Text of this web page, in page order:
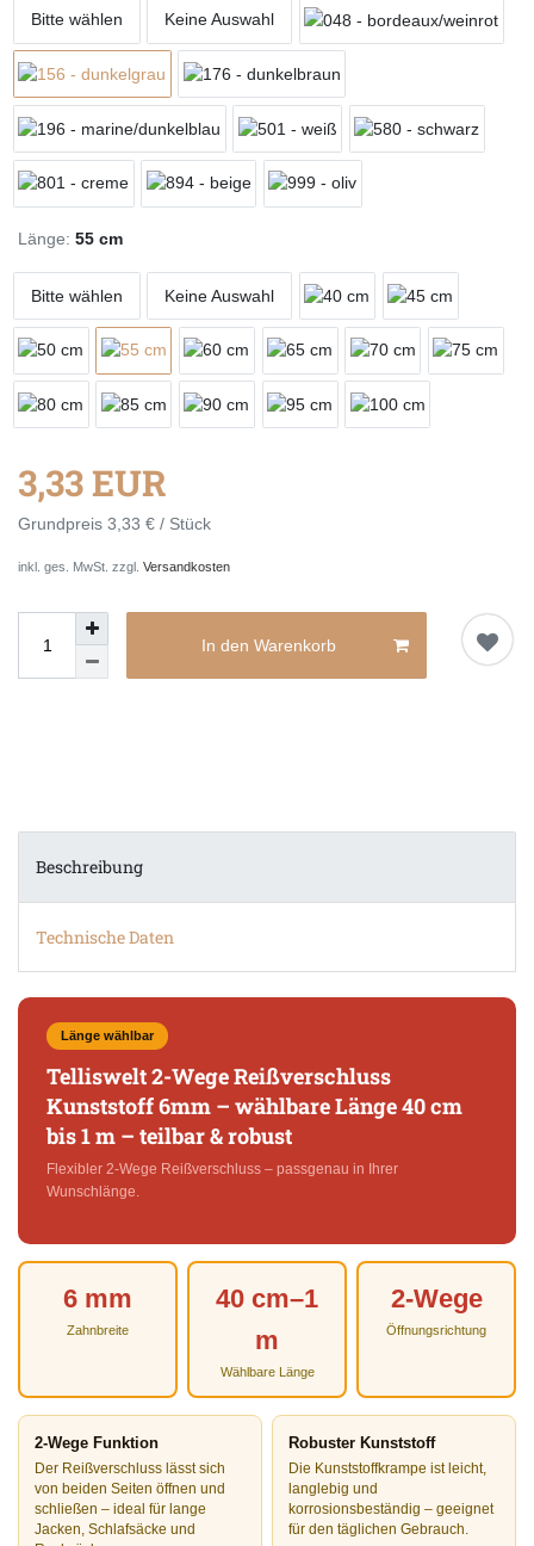
Bitte wählen Keine Auswahl
Länge: 55 cm
Bitte wählen Keine Auswahl
3,33 EUR
Grundpreis 3,33 € / Stück
inkl. ges. MwSt. zzgl. Versandkosten
In den Warenkorb
Beschreibung
Technische Daten
Länge wählbar
Telliswelt 2-Wege Reißverschluss
Kunststoff 6mm – wählbare Länge 40 cm
bis 1 m – teilbar & robust
Flexibler 2-Wege Reißverschluss – passgenau in Ihrer
Wunschlänge.
6 mm
Zahnbreite
40 cm–1
m
Wählbare Länge
2-Wege
Öffnungsrichtung
2-Wege Funktion
Der Reißverschluss lässt sich
von beiden Seiten öffnen und
schließen – ideal für lange
Jacken, Schlafsäcke und
Robuster Kunststoff
Die Kunststoffkrampe ist leicht,
langlebig und
korrosionsbeständig – geeignet
für den täglichen Gebrauch.